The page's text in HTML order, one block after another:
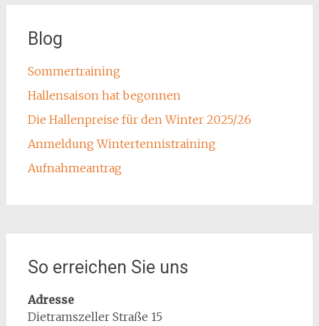
Blog
Sommertraining
Hallensaison hat begonnen
Die Hallenpreise für den Winter 2025/26
Anmeldung Wintertennistraining
Aufnahmeantrag
So erreichen Sie uns
Adresse
Dietramszeller Straße 15